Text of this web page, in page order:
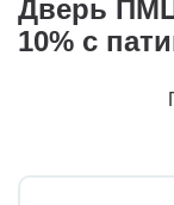
Дверь
10% с